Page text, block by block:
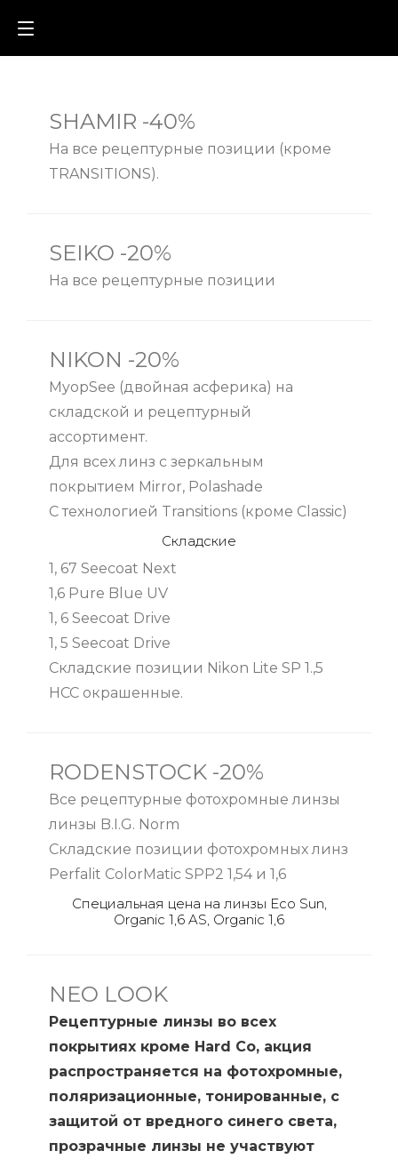
SHAMIR -40%
На все рецептурные позиции (кроме
TRANSITIONS).
SEIKO -20%
На все рецептурные позиции
NIKON -20%
MyopSee (двойная асферика) на
складской и рецептурный
ассортимент.
Для всех линз с зеркальным
покрытием Mirror, Polashade
C технологией Transitions (кроме Classic)
Складские
1, 67 Seecoat Next
1,6 Pure Blue UV
1, 6 Seecoat Drive
1, 5 Seecoat Drive
Складские позиции Nikon Lite SP 1.,5
HCC окрашенные.
RODENSTOCK -20%
Все рецептурные фотохромные линзы
линзы B.I.G. Norm
Складские позиции фотохромных линз
Perfalit ColorMatic SPP2 1,54 и 1,6
Специальная цена на линзы Eco Sun,
Organic 1,6 AS, Organic 1,6
NEO LOOK
Рецептурные линзы во всех
покрытиях кроме Hard Со, акция
распространяется на фотохромные,
поляризационные, тонированные, с
защитой от вредного синего света,
прозрачные линзы не участвуют